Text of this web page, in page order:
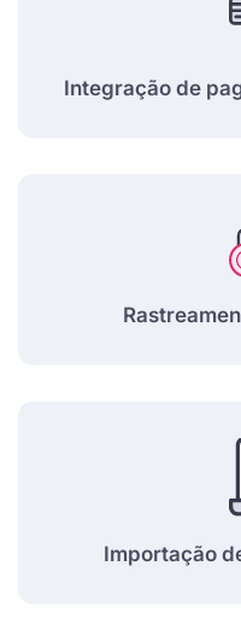
Integração de
Importação